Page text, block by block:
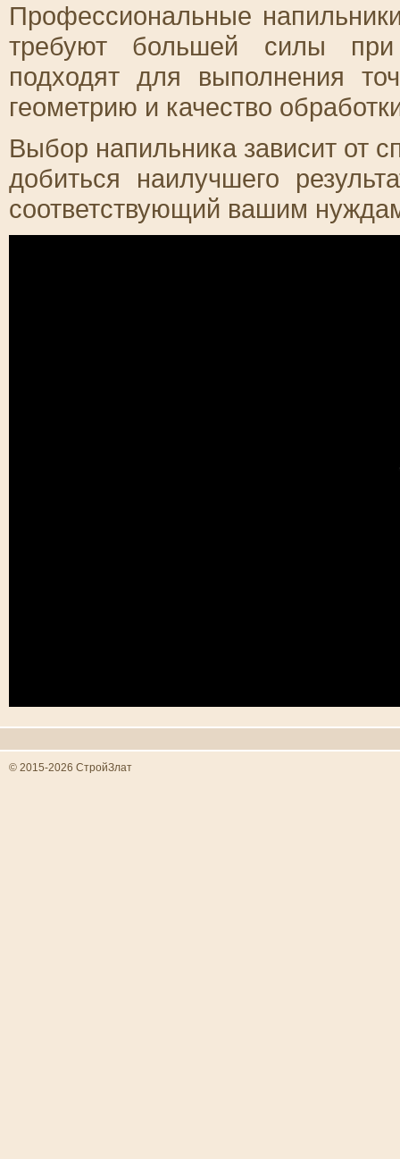
Профессиональные
требуют большей силы
подходят для выполнения
геометрию и качество
Выбор напильника зависит от
добиться наилучшего
соответствующий вашим
© 2015-2026 СтройЗлат